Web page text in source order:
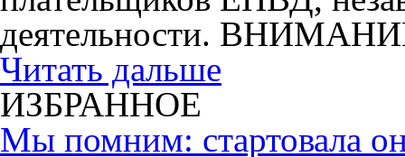
деятельности.
Читать дальше
ИЗБРАННОЕ
Мы помним: стартовала